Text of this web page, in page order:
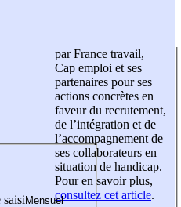
par France travail,
Cap emploi et ses
partenaires pour ses
actions concrètes en
faveur du recrutement,
de l’intégration et de
l’accompagnement de
ses collaborateurs en
situation de handicap.
Pour en savoir plus,
consultez cet article.